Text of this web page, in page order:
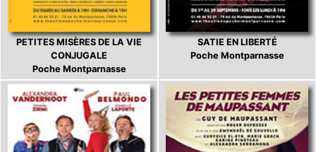
PETITES MISÈRES DE LA VIE
CONJUGALE
Poche Montparnasse
SATIE EN LIBERTÉ
Poche Montparnasse